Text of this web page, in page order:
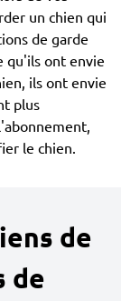
un chien qui
de garde
qu'ils ont envie
ils ont envie
plus
le chien.
de
de